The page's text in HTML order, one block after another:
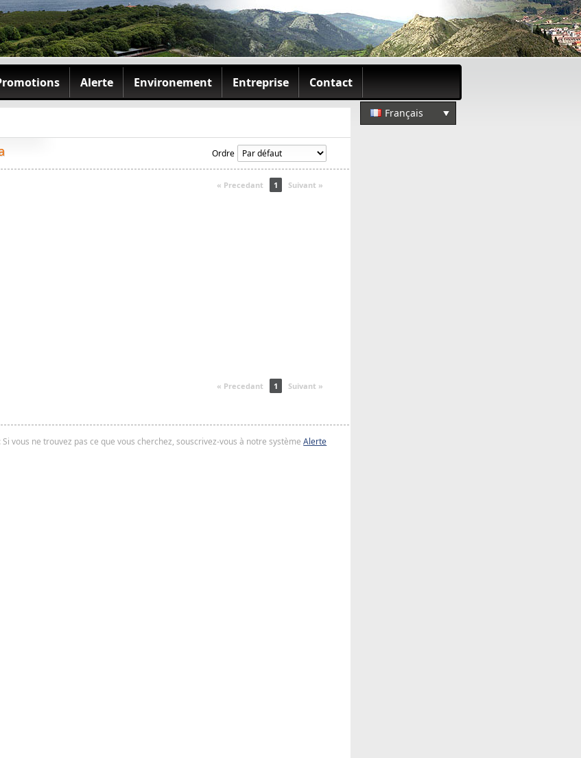
Alerte Environement Entreprise Contact
Français
Ordre
« Precedant 1 Suivant »
« Precedant 1 Suivant »
Si vous ne trouvez pas ce que vous cherchez, souscrivez-vous à notre systèmeAlerte